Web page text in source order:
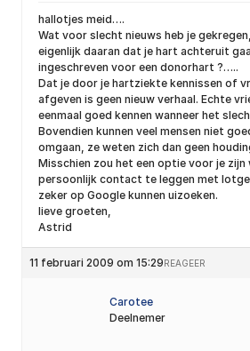
hallotjes meid….
Wat voor slecht nieuws heb je
eigenlijk daaran dat je hart achteruit
ingeschreven voor een donorhart ?…..
Dat je door je hartziekte kennissen of
afgeven is geen nieuw verhaal. Echte
eenmaal goed kennen wanneer het
Bovendien kunnen veel mensen niet
omgaan, ze weten zich dan geen
Misschien zou het een optie voor je zijn
persoonlijk contact te leggen met
zeker op Google kunnen uizoeken.
lieve groeten,
Astrid
11 februari 2009 om 15:29 REAGEER
Carotee
Deelnemer